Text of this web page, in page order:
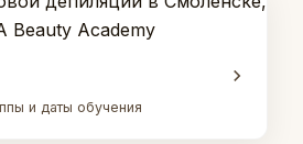
и даты обучения